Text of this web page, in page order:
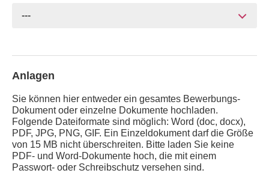
---
Anlagen
Sie können hier entweder ein gesamtes Bewerbungs-
Dokument oder einzelne Dokumente hochladen.
Folgende Dateiformate sind möglich: Word (doc, docx),
PDF, JPG, PNG, GIF. Ein Einzeldokument darf die Größe
von 15 MB nicht überschreiten. Bitte laden Sie keine
PDF- und Word-Dokumente hoch, die mit einem
Passwort- oder Schreibschutz versehen sind.